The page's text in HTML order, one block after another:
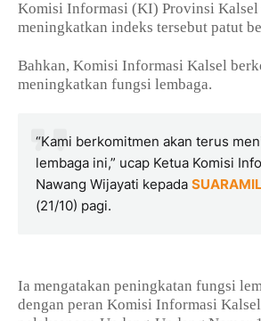
Komisi Informasi (KI) Provinsi
meningkatkan indeks tersebut patut
Bahkan, Komisi Informasi Kalsel
meningkatkan fungsi lembaga.
“Kami berkomitmen akan terus
lembaga ini,” ucap Ketua Komisi
Nawang Wijayati kepada
(21/10) pagi.
Ia mengatakan peningkatan fungsi
dengan peran Komisi Informasi